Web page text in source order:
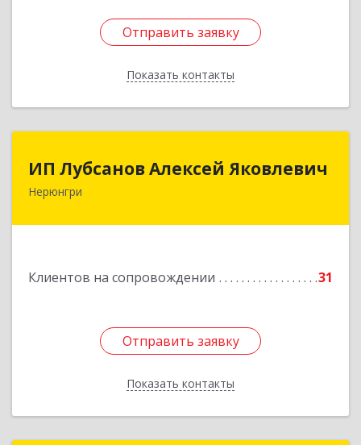
Отправить заявку
Показать контакты
Отправить заявку
Назад
ИП Лубсанов Алексей Яковлевич
Нерюнгри
Клиентов на сопровождении 31
Отправить заявку
Показать контакты
ИП Лубсанов Алексей Яковлевич
675002, Амурская область, г. Благовещенск, ул.
Отправить заявку
Назад